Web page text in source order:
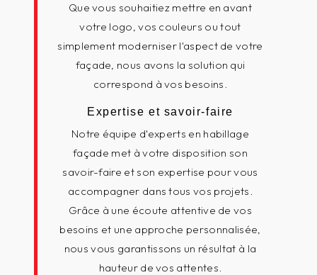
Que vous souhaitiez mettre en avant
votre logo, vos couleurs ou tout
simplement moderniser l'aspect de votre
façade, nous avons la solution qui
correspond à vos besoins.
Expertise et savoir-faire
Notre équipe d'experts en habillage
façade met à votre disposition son
savoir-faire et son expertise pour vous
accompagner dans tous vos projets.
Grâce à une écoute attentive de vos
besoins et une approche personnalisée,
nous vous garantissons un résultat à la
hauteur de vos attentes.